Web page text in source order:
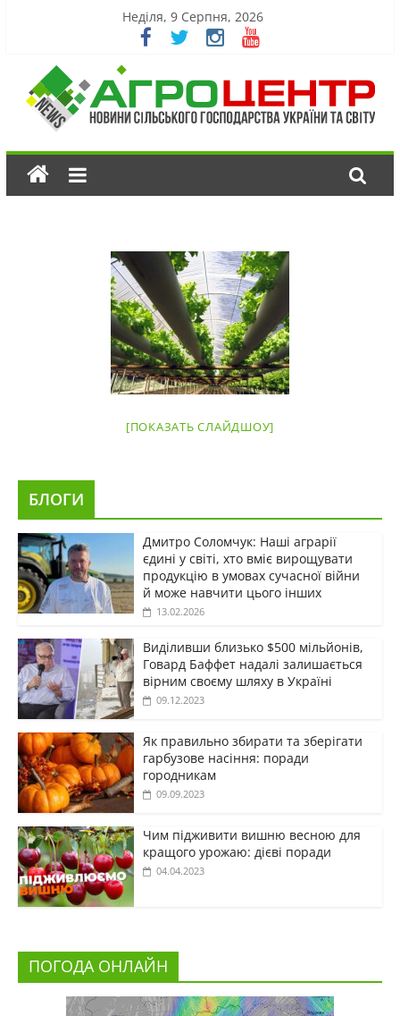
Неділя, 9 Серпня, 2026
[ПОКАЗАТЬ СЛАЙДШОУ]
БЛОГИ
Дмитро Соломчук: Наші аграрії
єдині у світі, хто вміє вирощувати
продукцію в умовах сучасної війни
й може навчити цього інших
13.02.2026
Виділивши близько $500 мільйонів,
Говард Баффет надалі залишається
вірним своєму шляху в Україні
09.12.2023
Як правильно збирати та зберігати
гарбузове насіння: поради
городникам
09.09.2023
Чим підживити вишню весною для
кращого урожаю: дієві поради
04.04.2023
ПОГОДА ОНЛАЙН